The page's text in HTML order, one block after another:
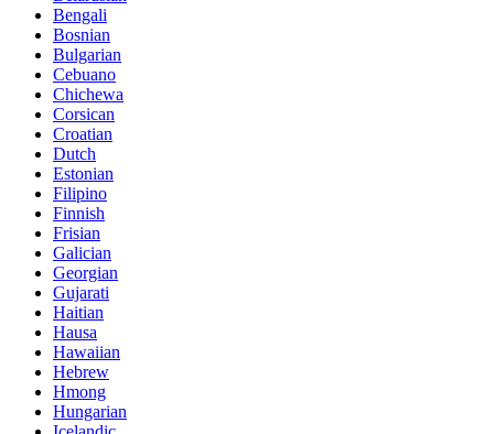
Bengali
Bosnian
Bulgarian
Cebuano
Chichewa
Corsican
Croatian
Dutch
Estonian
Filipino
Finnish
Frisian
Galician
Georgian
Gujarati
Haitian
Hausa
Hawaiian
Hebrew
Hmong
Hungarian